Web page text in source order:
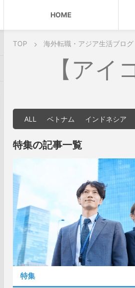
HOME
TOP 海外転職・アジア生活ブログ
【ア
ALL ベトナム インドネシア
特集の記事一覧
特集